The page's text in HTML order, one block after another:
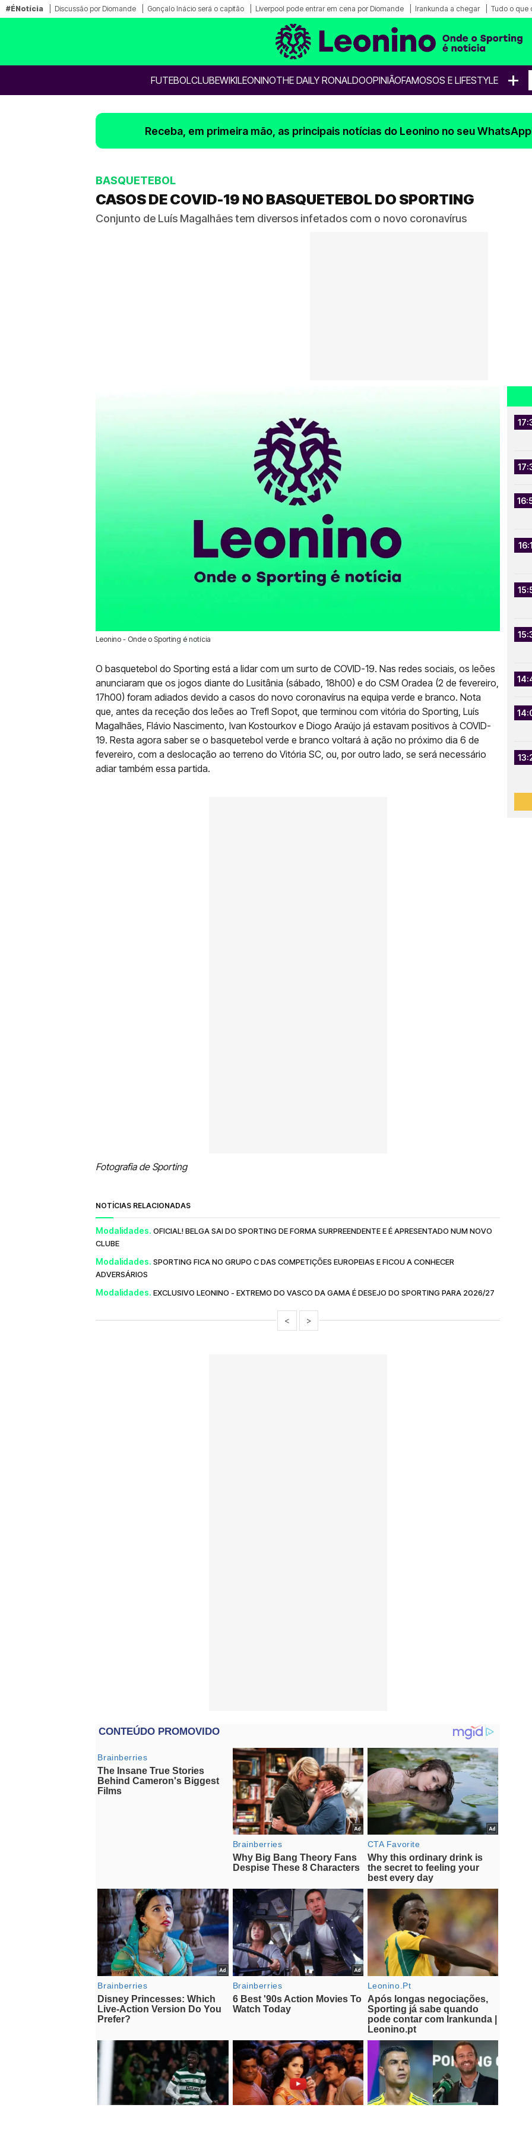
#ÉNotícia Discussão por Diomande Gonçalo Inácio será o capitão Liverpool pode entrar em cena por Diomande Irankunda a chegar Tudo o que
FUTEBOLCLUBEWIKILEONINOTHE DAILY RONALDOOPINIÃOFAMOSOS E LIFESTYLE +
Receba, em primeira mão, as principais notícias do Leonino no seu
BASQUETEBOL
CASOS DE COVID-19 NO BASQUETEBOL DO SPORTING
Conjunto de Luís Magalhães tem diversos infetados com o novo coronavírus
Leonino - Onde o Sporting é notícia
28 Jan 2022 | 11:04 | 0
O basquetebol do Sporting está a lidar com um surto de COVID-19. Nas redes sociais, os leões
anunciaram que os jogos diante do Lusitânia (sábado, 18h00) e do CSM Oradea (2 de fevereiro,
17h00) foram adiados devido a casos do novo coronavírus na equipa verde e branco. Nota
que, antes da receção dos leões ao Trefl Sopot, que terminou com vitória do Sporting, Luís
Magalhães, Flávio Nascimento, Ivan Kostourkov e Diogo Araújo já estavam positivos à COVID-
19. Resta agora saber se o basquetebol verde e branco voltará à ação no próximo dia 6 de
fevereiro, com a deslocação ao terreno do Vitória SC, ou, por outro lado, se será necessário
adiar também essa partida.
Fotografia de Sporting
NOTÍCIAS RELACIONADAS
Modalidades. OFICIAL! BELGA SAI DO SPORTING DE FORMA SURPREENDENTE E É APRESENTADO NUM NOVO
CLUBE
Modalidades. SPORTING FICA NO GRUPO C DAS COMPETIÇÕES EUROPEIAS E FICOU A CONHECER
ADVERSÁRIOS
Modalidades. EXCLUSIVO LEONINO - EXTREMO DO VASCO DA GAMA É DESEJO DO SPORTING PARA 2026/27
< >